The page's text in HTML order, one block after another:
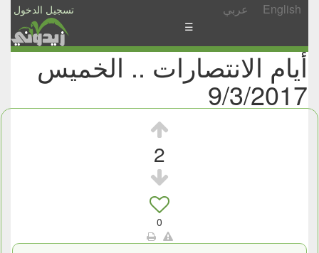
تسجيل الدخول عربي English
الأخبار
الأسئلة
والمشاركات
☰
أيام الانتصارات .. الخميس
9/3/2017
2
0